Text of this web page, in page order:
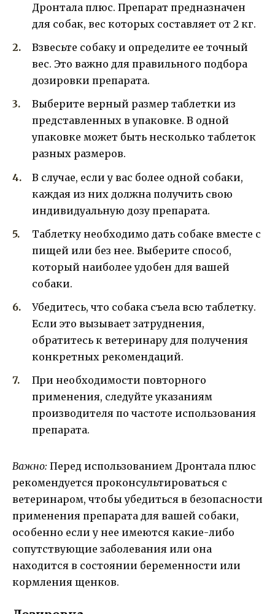
Дронтала плюс. Препарат предназначен
для собак, вес которых составляет от 2 кг.
Взвесьте собаку и определите ее точный
вес. Это важно для правильного подбора
дозировки препарата.
Выберите верный размер таблетки из
представленных в упаковке. В одной
упаковке может быть несколько таблеток
разных размеров.
В случае, если у вас более одной собаки,
каждая из них должна получить свою
индивидуальную дозу препарата.
Таблетку необходимо дать собаке вместе с
пищей или без нее. Выберите способ,
который наиболее удобен для вашей
собаки.
Убедитесь, что собака съела всю таблетку.
Если это вызывает затруднения,
обратитесь к ветеринару для получения
конкретных рекомендаций.
При необходимости повторного
применения, следуйте указаниям
производителя по частоте использования
препарата.
Важно: Перед использованием Дронтала плюс
рекомендуется проконсультироваться с
ветеринаром, чтобы убедиться в безопасности
применения препарата для вашей собаки,
особенно если у нее имеются какие-либо
сопутствующие заболевания или она
находится в состоянии беременности или
кормления щенков.